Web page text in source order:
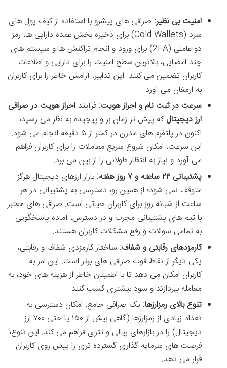
امنیت بی نظیر: صرافی های پیشرو با استفاده از کیف پول های
سرد (Cold Wallets) برای ذخیره بخش عمده دارایی ها، رمز
دو عاملی (2FA) برای ورود و انجام تراکنش ها و سیستم های
چند امضایی، بالاترین سطح امنیت را برای دارایی و اطلاعات
کاربران تضمین می کنند. این تدابیر، آرامش خاطر را برای کاربران
به ارمغان می آورد.
سرعت در ثبت نام و احراز هویت: فرآیند احراز هویت در صرافی
ارز دیجیتالکه پیش تر زمان بر و پیچیده به نظر می رسید،
اکنون در پلتفرم های مدرن در کمتر از ۵ دقیقه انجام می شود.
این سرعت، امکان شروع سریع معاملات را برای کاربران فراهم
می آورد و نیاز به انتظار طولانی را از بین می برد.
پشتیبانی ۲۴ ساعته و ۷ روز هفته:
بازار ارزهای دیجیتال هرگز
متوقف نمی شود؛ از همین رو، دسترسی به پشتیبانی در هر
ساعت از شبانه روز برای کاربران حیاتی است. صرافی های معتبر
با تیم های پشتیبانی مجرب و در دسترس، آماده پاسخگویی
به تمامی سوالات و رفع مشکلات کاربران هستند.
کارمزدهای رقابتی و شفاف: ساختار کارمزدی شفاف و رقابتی،
یکی دیگر از نقاط قوت صرافی های برتر است. این امر به
کاربران امکان می دهد تا با اطمینان خاطر از هزینه های خود، به
معامله بپردازند و سود بیشتری کسب کنند.
تنوع بالای رمزارزها: یک صرافی جامع، امکان دسترسی به
تعداد زیادی از رمزارزها (گاهی بیش از ۱۵۰ یا حتی ۷۰۰ ارز
دیجیتال) را در بازارهای ریالی و تتری فراهم می کند. این تنوع،
فرصت های سرمایه گذاری گسترده تری را پیش روی کاربران
قرار می دهد.